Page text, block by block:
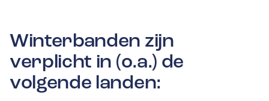
Winterbanden zijn
verplicht in (o.a.) de
volgende landen: